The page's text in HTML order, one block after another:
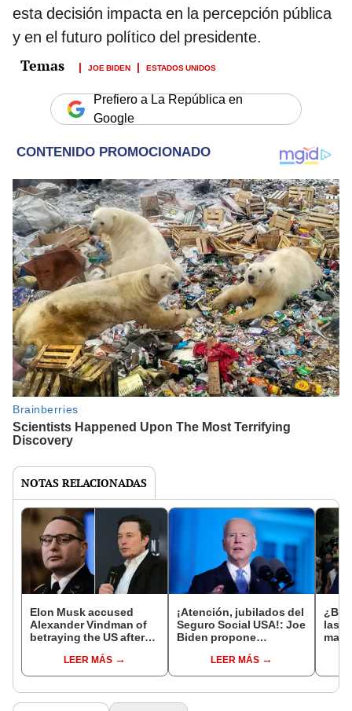
esta decisión impacta en la percepción pública
y en el futuro político del presidente.
JOE BIDEN ESTADOS UNIDOS
Prefiero a La República en
Google
NOTAS RELACIONADAS
Elon Musk accused
Alexander Vindman of
betraying the US after
of Russia and Putin
LEER MÁS
¡Atención, jubilados del
Seguro Social USA!: Joe
Biden propone
medicamentos de
US$35.000 millones
LEER MÁS
las